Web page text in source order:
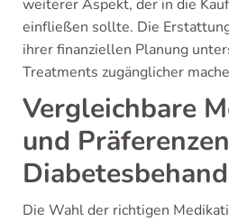
weiterer Aspekt, der in die
einfließen sollte. Die
ihrer finanziellen Planung
Treatments zugänglicher
Vergleichbare
und
Die Wahl der richtigen